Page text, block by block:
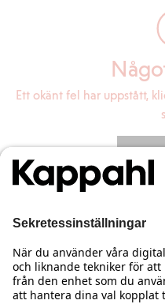
Ett okänt fel har uppstått,